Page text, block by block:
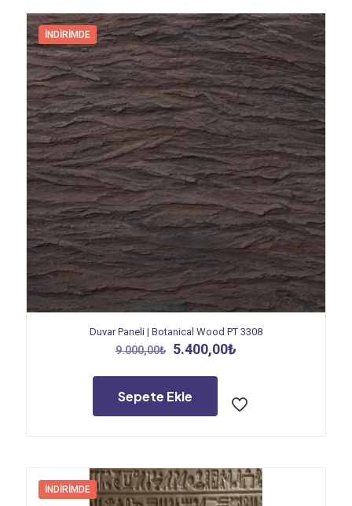
İNDIRIMDE
Duvar Paneli | Botanical Wood PT 3308
9.000,00₺ Orijinal
9.000,00₺.
5.400,00₺
Sepete Ekle
İNDIRIMDE